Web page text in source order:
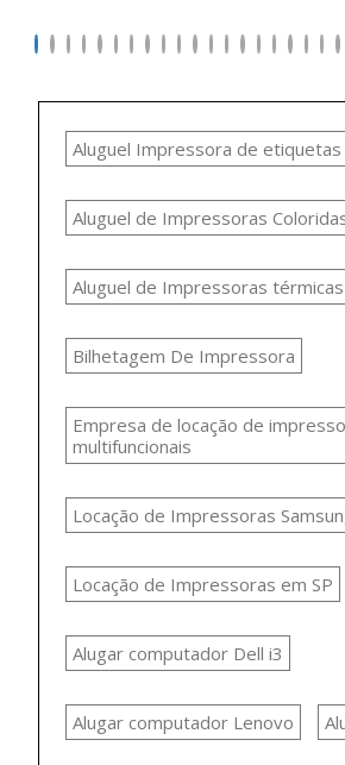
Aluguel Impressora de etiquetas
Aluguel de Impressoras
Aluguel de Impressoras térmicas
Bilhetagem De Impressora
Empresa de locação de
multifuncionais
Locação de Impressoras
Locação de Impressoras em SP
Alugar computador Dell i3
Alugar computador Lenovo